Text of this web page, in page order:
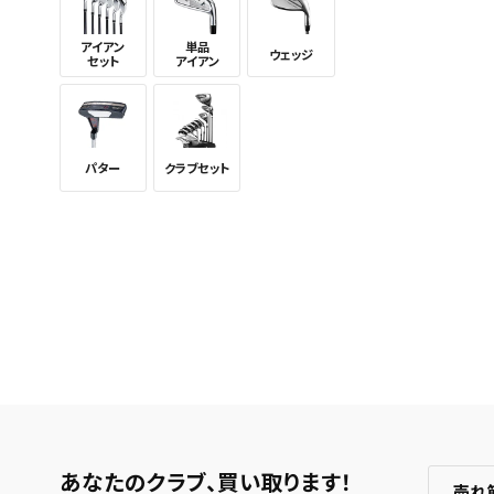
アイアン
セット
単品
アイアン
ウェッジ
パター クラブセット
あなたのクラブ、 買い取ります！